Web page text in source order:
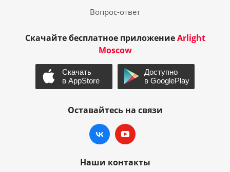
Вопрос-ответ
Скачайте бесплатное приложениеArlight
Moscow
Оставайтесь на связи
Наши контакты